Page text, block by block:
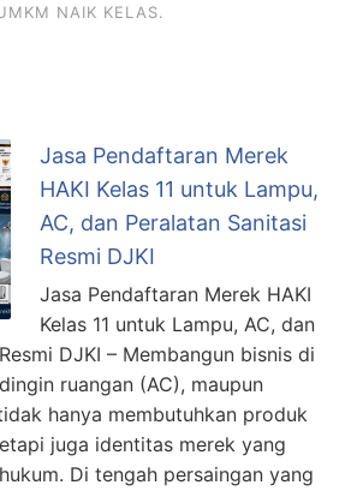
NAIK KELAS.
Jasa Pendaftaran Merek
HAKI Kelas 11 untuk Lampu,
AC, dan Peralatan Sanitasi
Resmi DJKI
Jasa Pendaftaran Merek HAKI
Kelas 11 untuk Lampu, AC, dan
DJKI – Membangun bisnis di
ruangan (AC), maupun
hanya membutuhkan produk
juga identitas merek yang
Di tengah persaingan yang